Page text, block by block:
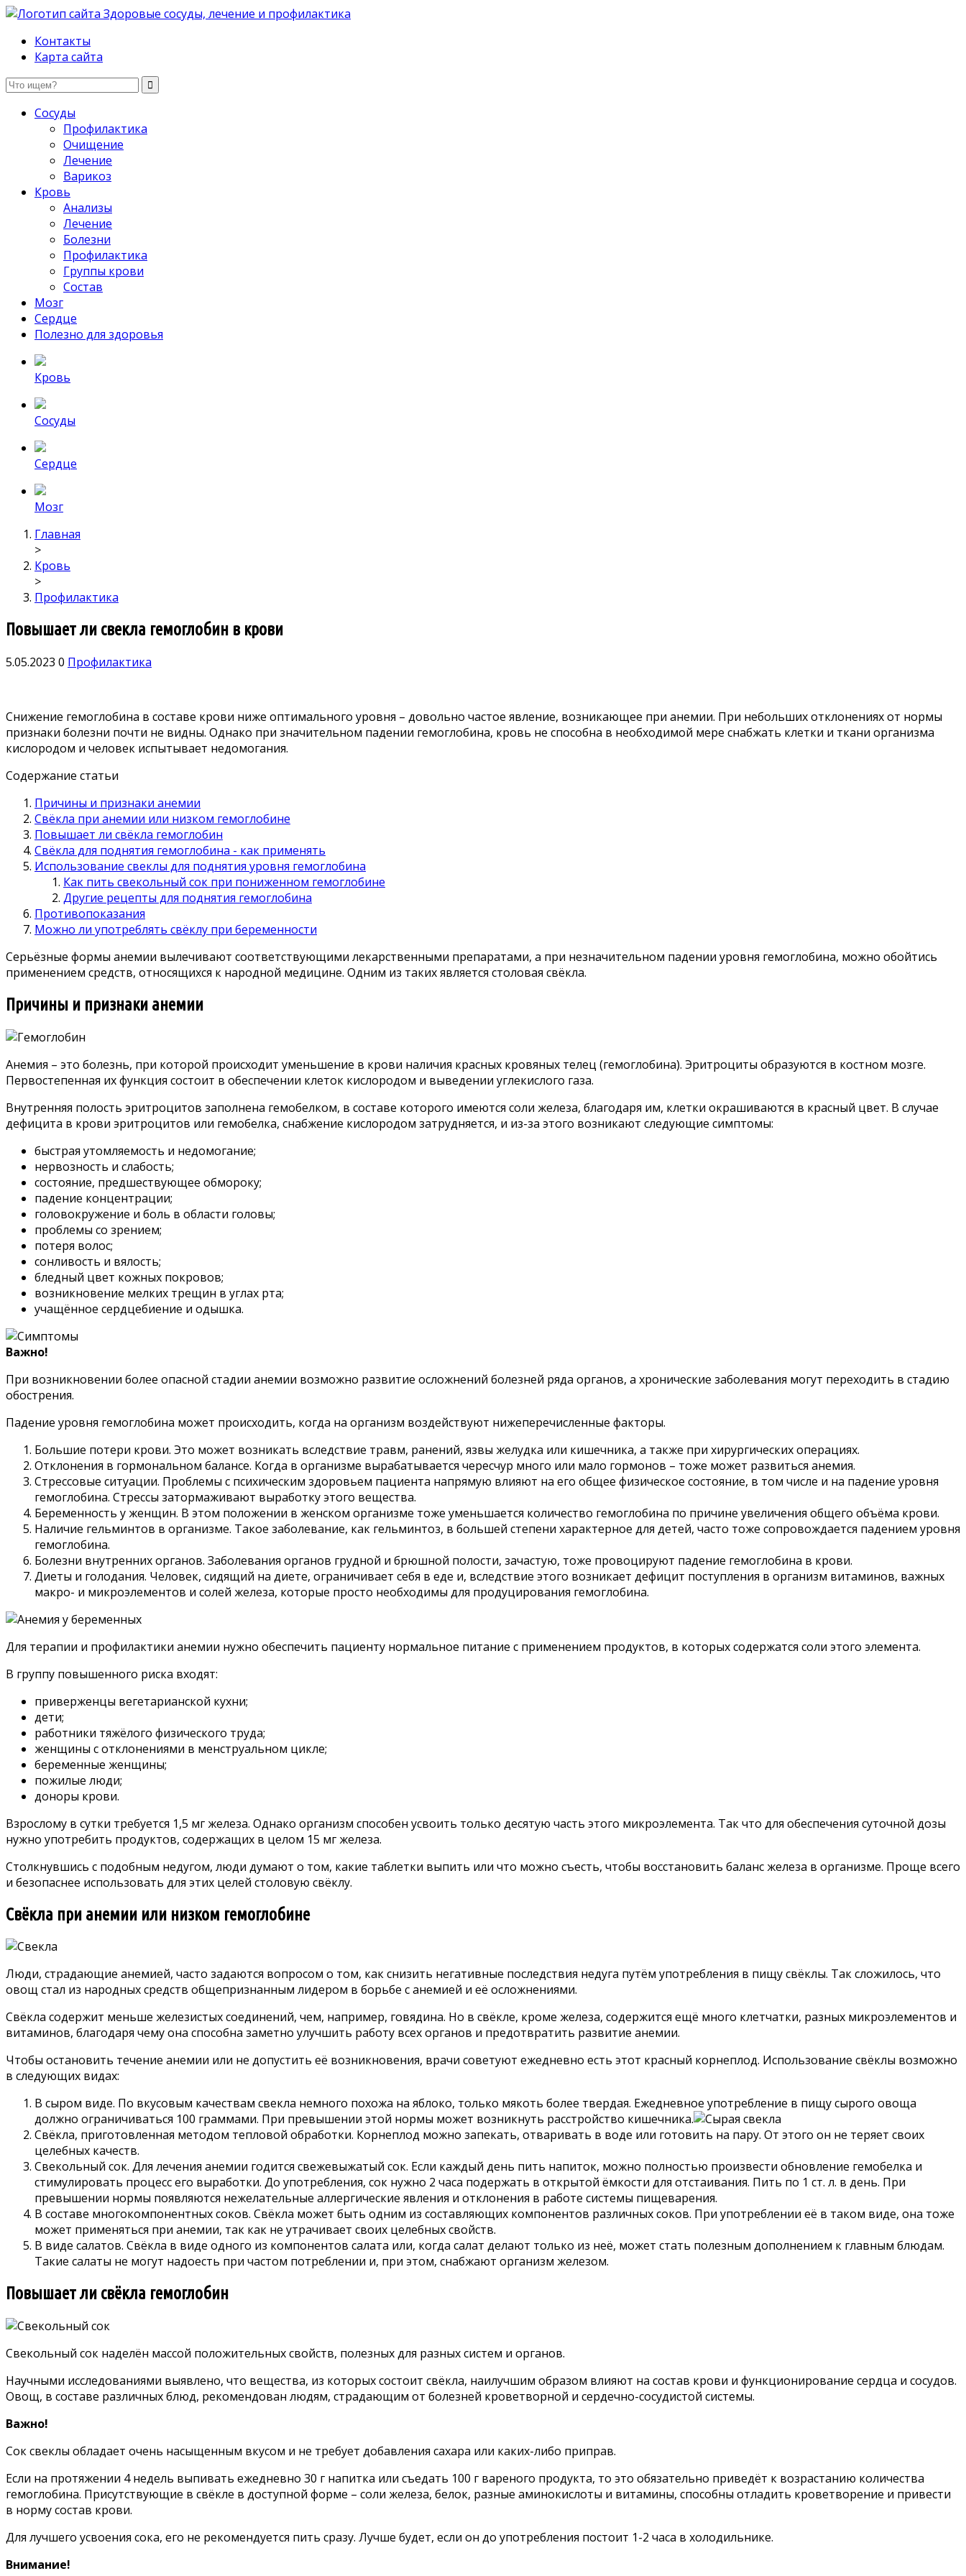
Здоровые сосуды, лечение и профилактика
Контакты
Карта сайта
Сосуды
Профилактика
Очищение
Лечение
Варикоз
Кровь
Анализы
Лечение
Болезни
Профилактика
Группы крови
Состав
Мозг
Сердце
Полезно для здоровья
Кровь
Сосуды
Сердце
Мозг
Главная
>
Кровь
>
Профилактика
Повышает ли свекла гемоглобин в крови
5.05.2023 0 Профилактика
Снижение гемоглобина в составе крови ниже оптимального уровня – довольно частое явление, возникающее при анемии. При небольших отклонениях от нормы
признаки болезни почти не видны. Однако при значительном падении гемоглобина, кровь не способна в необходимой мере снабжать клетки и ткани организма
кислородом и человек испытывает недомогания.
Содержание статьи
Причины и признаки анемии
Свёкла при анемии или низком гемоглобине
Повышает ли свёкла гемоглобин
Свёкла для поднятия гемоглобина - как применять
Использование свеклы для поднятия уровня гемоглобина
Как пить свекольный сок при пониженном гемоглобине
Другие рецепты для поднятия гемоглобина
Противопоказания
Можно ли употреблять свёклу при беременности
Серьёзные формы анемии вылечивают соответствующими лекарственными препаратами, а при незначительном падении уровня гемоглобина, можно обойтись
применением средств, относящихся к народной медицине. Одним из таких является столовая свёкла.
Причины и признаки анемии
Анемия – это болезнь, при которой происходит уменьшение в крови наличия красных кровяных телец (гемоглобина). Эритроциты образуются в костном мозге.
Первостепенная их функция состоит в обеспечении клеток кислородом и выведении углекислого газа.
Внутренняя полость эритроцитов заполнена гемобелком, в составе которого имеются соли железа, благодаря им, клетки окрашиваются в красный цвет. В случае
дефицита в крови эритроцитов или гемобелка, снабжение кислородом затрудняется, и из-за этого возникают следующие симптомы:
быстрая утомляемость и недомогание;
нервозность и слабость;
состояние, предшествующее обмороку;
падение концентрации;
головокружение и боль в области головы;
проблемы со зрением;
потеря волос;
сонливость и вялость;
бледный цвет кожных покровов;
возникновение мелких трещин в углах рта;
учащённое сердцебиение и одышка.
Важно!
При возникновении более опасной стадии анемии возможно развитие осложнений болезней ряда органов, а хронические заболевания могут переходить в стадию
обострения.
Падение уровня гемоглобина может происходить, когда на организм воздействуют нижеперечисленные факторы.
Большие потери крови. Это может возникать вследствие травм, ранений, язвы желудка или кишечника, а также при хирургических операциях.
Отклонения в гормональном балансе. Когда в организме вырабатывается чересчур много или мало гормонов – тоже может развиться анемия.
Стрессовые ситуации. Проблемы с психическим здоровьем пациента напрямую влияют на его общее физическое состояние, в том числе и на падение уровня
гемоглобина. Стрессы затормаживают выработку этого вещества.
Беременность у женщин. В этом положении в женском организме тоже уменьшается количество гемоглобина по причине увеличения общего объёма крови.
Наличие гельминтов в организме. Такое заболевание, как гельминтоз, в большей степени характерное для детей, часто тоже сопровождается падением уровня
гемоглобина.
Болезни внутренних органов. Заболевания органов грудной и брюшной полости, зачастую, тоже провоцируют падение гемоглобина в крови.
Диеты и голодания. Человек, сидящий на диете, ограничивает себя в еде и, вследствие этого возникает дефицит поступления в организм витаминов, важных
макро- и микроэлементов и солей железа, которые просто необходимы для продуцирования гемоглобина.
Для терапии и профилактики анемии нужно обеспечить пациенту нормальное питание с применением продуктов, в которых содержатся соли этого элемента.
В группу повышенного риска входят:
приверженцы вегетарианской кухни;
дети;
работники тяжёлого физического труда;
женщины с отклонениями в менструальном цикле;
беременные женщины;
пожилые люди;
доноры крови.
Взрослому в сутки требуется 1,5 мг железа. Однако организм способен усвоить только десятую часть этого микроэлемента. Так что для обеспечения суточной дозы
нужно употребить продуктов, содержащих в целом 15 мг железа.
Столкнувшись с подобным недугом, люди думают о том, какие таблетки выпить или что можно съесть, чтобы восстановить баланс железа в организме. Проще всего
и безопаснее использовать для этих целей столовую свёклу.
Свёкла при анемии или низком гемоглобине
Люди, страдающие анемией, часто задаются вопросом о том, как снизить негативные последствия недуга путём употребления в пищу свёклы. Так сложилось, что
овощ стал из народных средств общепризнанным лидером в борьбе с анемией и её осложнениями.
Свёкла содержит меньше железистых соединений, чем, например, говядина. Но в свёкле, кроме железа, содержится ещё много клетчатки, разных микроэлементов и
витаминов, благодаря чему она способна заметно улучшить работу всех органов и предотвратить развитие анемии.
Чтобы остановить течение анемии или не допустить её возникновения, врачи советуют ежедневно есть этот красный корнеплод. Использование свёклы возможно
в следующих видах:
В сыром виде. По вкусовым качествам свекла немного похожа на яблоко, только мякоть более твердая. Ежедневное употребление в пищу сырого овоща
должно ограничиваться 100 граммами. При превышении этой нормы может возникнуть расстройство кишечника.
Свёкла, приготовленная методом тепловой обработки. Корнеплод можно запекать, отваривать в воде или готовить на пару. От этого он не теряет своих
целебных качеств.
Свекольный сок. Для лечения анемии годится свежевыжатый сок. Если каждый день пить напиток, можно полностью произвести обновление гемобелка и
стимулировать процесс его выработки. До употребления, сок нужно 2 часа подержать в открытой ёмкости для отстаивания. Пить по 1 ст. л. в день. При
превышении нормы появляются нежелательные аллергические явления и отклонения в работе системы пищеварения.
В составе многокомпонентных соков. Свёкла может быть одним из составляющих компонентов различных соков. При употреблении её в таком виде, она тоже
может применяться при анемии, так как не утрачивает своих целебных свойств.
В виде салатов. Свёкла в виде одного из компонентов салата или, когда салат делают только из неё, может стать полезным дополнением к главным блюдам.
Такие салаты не могут надоесть при частом потреблении и, при этом, снабжают организм железом.
Повышает ли свёкла гемоглобин
Свекольный сок наделён массой положительных свойств, полезных для разных систем и органов.
Научными исследованиями выявлено, что вещества, из которых состоит свёкла, наилучшим образом влияют на состав крови и функционирование сердца и сосудов.
Овощ, в составе различных блюд, рекомендован людям, страдающим от болезней кроветворной и сердечно-сосудистой системы.
Важно!
Сок свеклы обладает очень насыщенным вкусом и не требует добавления сахара или каких-либо приправ.
Если на протяжении 4 недель выпивать ежедневно 30 г напитка или съедать 100 г вареного продукта, то это обязательно приведёт к возрастанию количества
гемоглобина. Присутствующие в свёкле в доступной форме – соли железа, белок, разные аминокислоты и витамины, способны отладить кроветворение и привести
в норму состав крови.
Для лучшего усвоения сока, его не рекомендуется пить сразу. Лучше будет, если он до употребления постоит 1-2 часа в холодильнике.
Внимание!